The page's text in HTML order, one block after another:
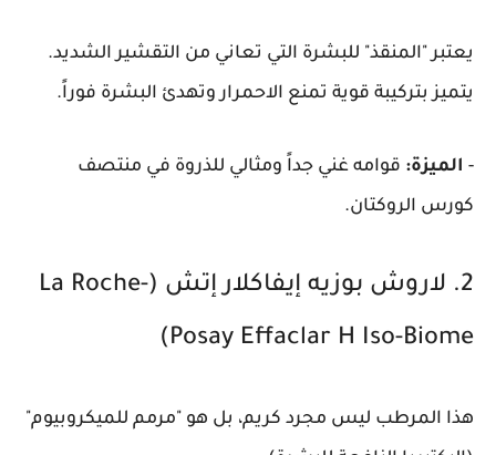
يعتبر "المنقذ" للبشرة التي تعاني من التقشير الشديد.
يتميز بتركيبة قوية تمنع الاحمرار وتهدئ البشرة فوراً.
- الميزة: قوامه غني جداً ومثالي للذروة في منتصف
كورس الروكتان.
2. لاروش بوزيه إيفاكلار إتش (La Roche-
Posay Effaclar H Iso-Biome)
هذا المرطب ليس مجرد كريم، بل هو "مرمم للميكروبيوم"